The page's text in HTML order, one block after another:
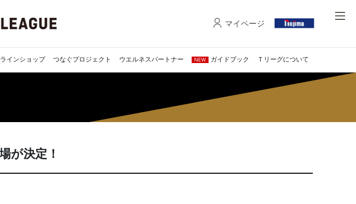
マイページ
インショップ つなぐプロジェクト ウエルネスパートナー NEW ガイドブック Ｔリーグについて
が決定！